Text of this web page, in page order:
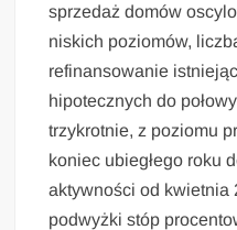
sprzedaż domów
niskich poziomów,
refinansowanie
hipotecznych do
trzykrotnie, z poziomu
koniec ubiegłego roku
aktywności od kwietnia
podwyżki stóp